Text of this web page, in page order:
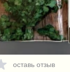
оставь отзыв